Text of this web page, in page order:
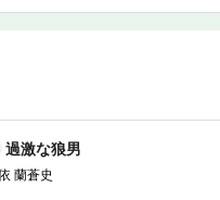
過激な狼男
蘭蒼史